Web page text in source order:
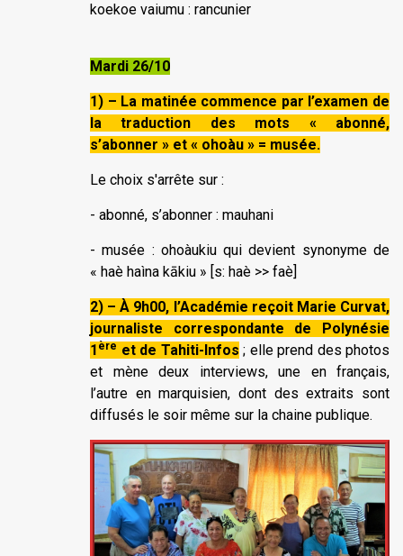
koekoe vaiumu : rancunier
Mardi 26/10
1) – La matinée commence par l’examen de
la traduction des mots « abonné,
s’abonner » et « ohoàu » = musée.
Le choix s'arrête sur :
- abonné, s’abonner : mauhani
- musée : ohoàukiu qui devient synonyme de
« haè haìna kākiu » [s: haè >> faè]
2) – À 9h00, l’Académie reçoit Marie Curvat,
journaliste correspondante de Polynésie
1 ère et de Tahiti-Infos ; elle prend des photos
et mène deux interviews, une en français,
l’autre en marquisien, dont des extraits sont
diffusés le soir même sur la chaine publique.